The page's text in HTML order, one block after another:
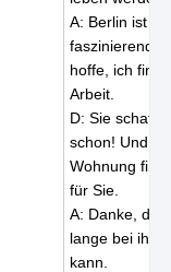
A: Berlin ist
faszinierende
hoffe, ich
Arbeit.
D: Sie
schon! Und
Wohnung
für Sie.
A: Danke,
lange bei
kann.